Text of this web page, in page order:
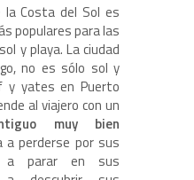
la Costa del Sol es
populares para las
y playa. La ciudad
no es sólo sol y
y yates en Puerto
al viajero con un
muy bien
a perderse por sus
a parar en sus